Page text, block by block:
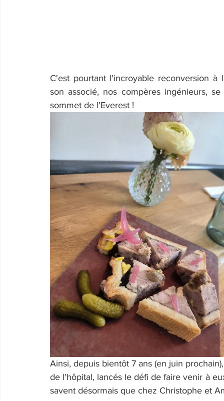
C'est pourtant l'incroyable reconversion à
son associé, nos compères ingénieurs,
sommet de l'Everest !
Ainsi, depuis bientôt 7 ans (en juin
de l'hôpital, lancés le défi de faire venir à
savent désormais que chez Christophe et